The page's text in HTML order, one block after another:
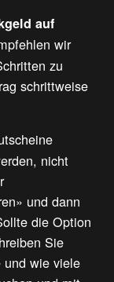
auf
wir
zu
schrittweise
nicht
und dann
die Option
Sie
und wie viele